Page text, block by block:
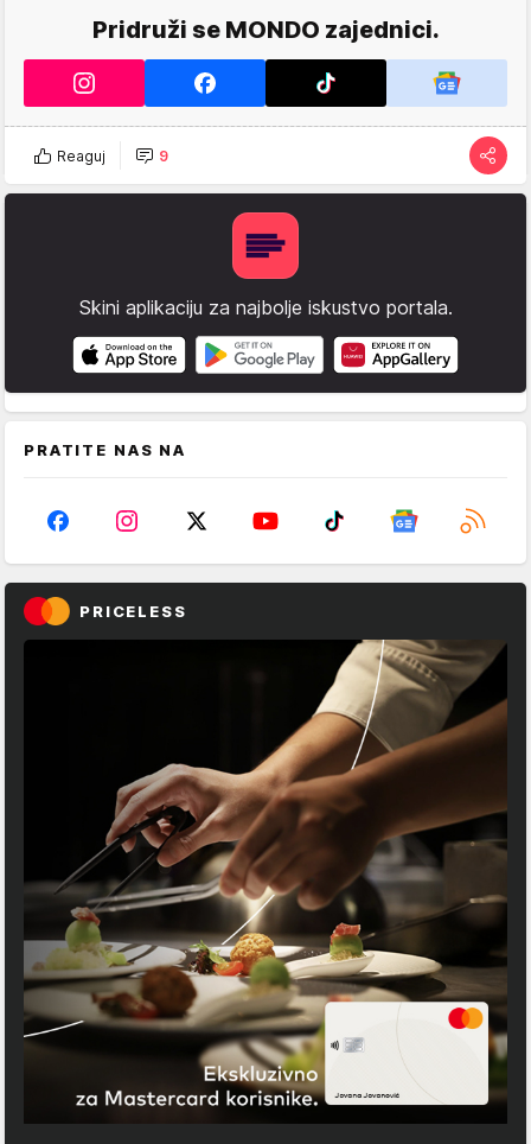
Pridruži se MONDO zajednici.
Reaguj 9
Skini aplikaciju za najbolje iskustvo portala.
PRATITE NAS NA
PRICELESS